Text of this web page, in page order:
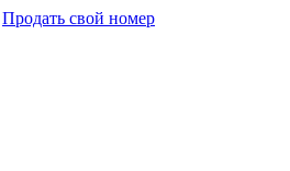
Продать свой номер